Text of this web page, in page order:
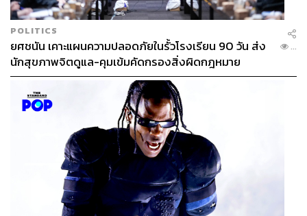
POLITICS
ยศชนัน เคาะแผนความปลอดภัยในรั้วโรงเรียน 90 วัน ส่ง
นักสุขภาพจิตดูแล-คุมเข้มคัดกรองสิ่งผิดกฎหมาย
...